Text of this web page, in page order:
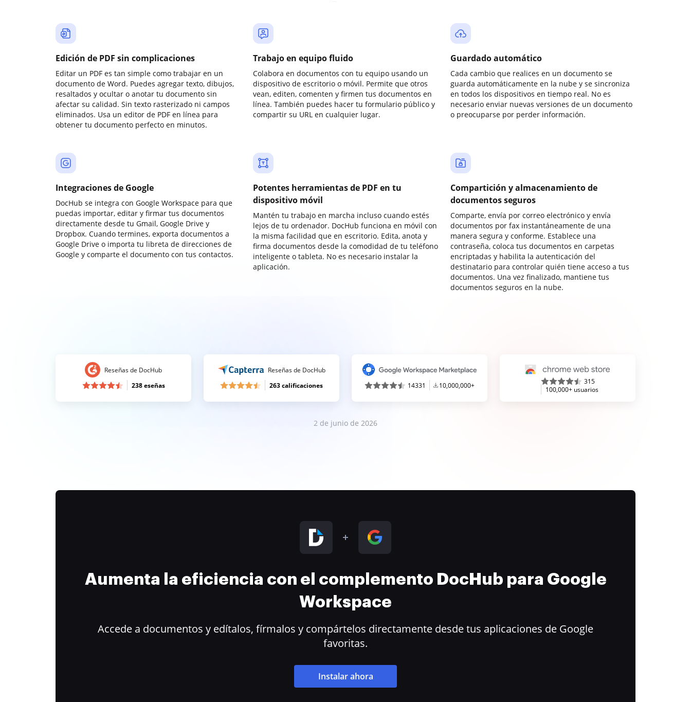
Edición de PDF sin complicaciones
Editar un PDF es tan simple como trabajar en un
documento de Word. Puedes agregar texto, dibujos,
resaltados y ocultar o anotar tu documento sin
afectar su calidad. Sin texto rasterizado ni campos
eliminados. Usa un editor de PDF en línea para
obtener tu documento perfecto en minutos.
Trabajo en equipo fluido
Colabora en documentos con tu equipo usando un
dispositivo de escritorio o móvil. Permite que otros
vean, editen, comenten y firmen tus documentos en
línea. También puedes hacer tu formulario público y
compartir su URL en cualquier lugar.
Guardado automático
Cada cambio que realices en un documento se
guarda automáticamente en la nube y se sincroniza
en todos los dispositivos en tiempo real. No es
necesario enviar nuevas versiones de un documento
o preocuparse por perder información.
Integraciones de Google
DocHub se integra con Google Workspace para que
puedas importar, editar y firmar tus documentos
directamente desde tu Gmail, Google Drive y
Dropbox. Cuando termines, exporta documentos a
Google Drive o importa tu libreta de direcciones de
Google y comparte el documento con tus contactos.
Potentes herramientas de PDF en tu
dispositivo móvil
Mantén tu trabajo en marcha incluso cuando estés
lejos de tu ordenador. DocHub funciona en móvil con
la misma facilidad que en escritorio. Edita, anota y
firma documentos desde la comodidad de tu teléfono
inteligente o tableta. No es necesario instalar la
aplicación.
Compartición y almacenamiento de
documentos seguros
Comparte, envía por correo electrónico y envía
documentos por fax instantáneamente de una
manera segura y conforme. Establece una
contraseña, coloca tus documentos en carpetas
encriptadas y habilita la autenticación del
destinatario para controlar quién tiene acceso a tus
documentos. Una vez finalizado, mantiene tus
documentos seguros en la nube.
Reseñas de DocHub
238 eseñas
Reseñas de DocHub
263 calificaciones
14331 10,000,000+
315
100,000+ usuarios
2 de junio de 2026
Aumenta la eficiencia con el complemento DocHub para Google
Workspace
Accede a documentos y edítalos, fírmalos y compártelos directamente desde tus aplicaciones de Google
favoritas.
Instalar ahora